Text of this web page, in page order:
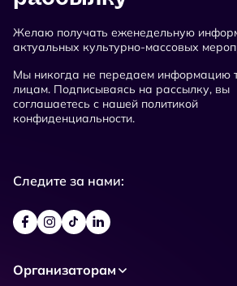
Желаю получать еженедельную
актуальных культурно-массовых
Мы никогда не передаем информацию
лицам. Подписываясь на рассылку, вы
соглашаетесь с нашей политикой
конфиденциальности.
Следите за нами:
Организаторам